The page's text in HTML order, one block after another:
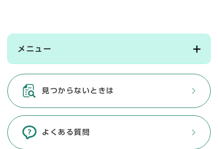
メニュー
見つからないときは
よくある質問